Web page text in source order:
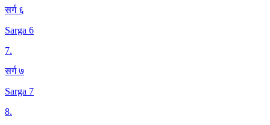
सर्ग ६
Sarga 6
7.
सर्ग ७
Sarga 7
8.